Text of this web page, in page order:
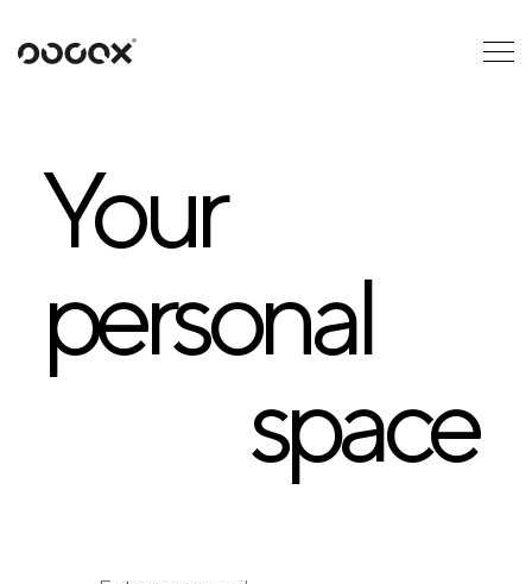
U
READ AS
Your
personal
space
Your personal
space
This is your personal wall where you’ll find the essentials
for our future collaboration.
We will introduce you to the price offer, timeline, visualizations, and
overall course of the project phases. You can also find relevant
references and inspiration from the world of OOOOX or Pinterest